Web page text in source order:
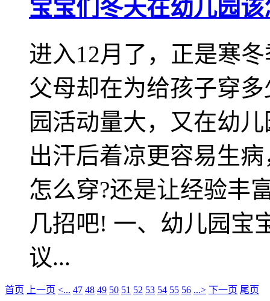
宝宝们冬天在幼儿园
进入12月了，正是寒
父母却在为给孩子穿
园活动量大，又在幼
出汗后着凉更容易生
怎么穿?还是让经验丰
几招吧! 一、幼儿园宝
议...
首页 上一页 <... 47 48 49 50 51 52 53 54 55 56 ...> 下一页 尾页